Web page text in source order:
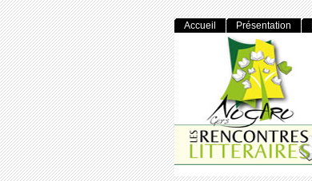
Accueil Présentation